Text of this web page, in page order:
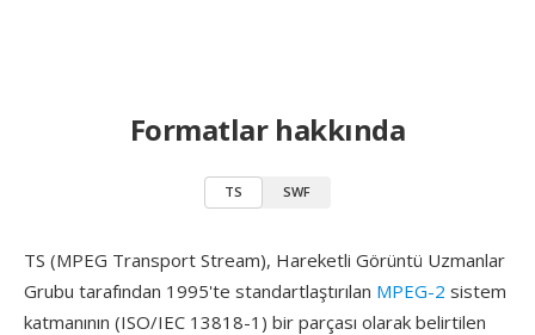
Formatlar hakkında
TS SWF
TS (MPEG Transport Stream), Hareketli Görüntü Uzmanlar
Grubu tarafından 1995'te standartlaştırılan MPEG-2 sistem
katmanının (ISO/IEC 13818-1) bir parçası olarak belirtilen